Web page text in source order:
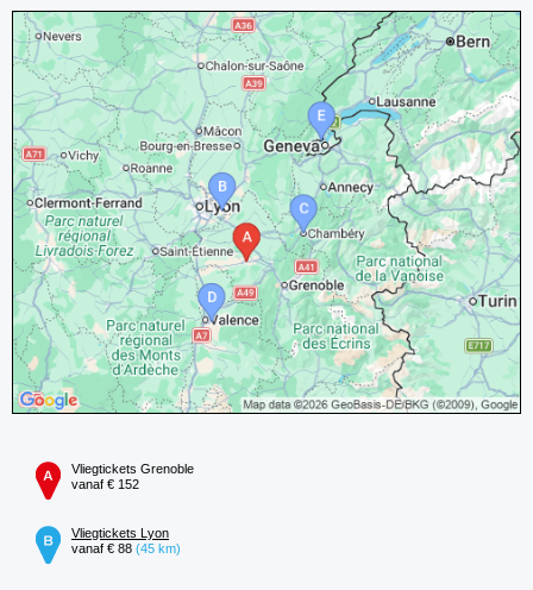
Vliegtickets Grenoble
vanaf € 152
Vliegtickets Lyon
vanaf € 88 (45 km)